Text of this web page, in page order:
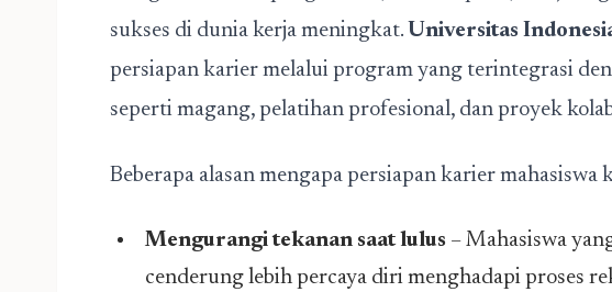
sukses di dunia kerja meningkat. Universitas
persiapan karier melalui program yang terintegrasi
seperti magang, pelatihan profesional, dan proyek
Beberapa alasan mengapa persiapan karier mahasiswa
Mengurangi tekanan saat lulus – Mahasiswa
cenderung lebih percaya diri menghadapi proses